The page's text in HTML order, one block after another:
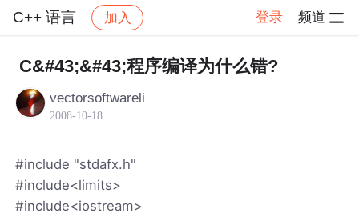
C++ 语言 加入 登录 频道
社区 C++ 语言 帖子详情
C&#43;&#43;程序编译为什么错?
vectorsoftwareli
2008-10-18
#include "stdafx.h"
#include<limits>
#include<iostream>